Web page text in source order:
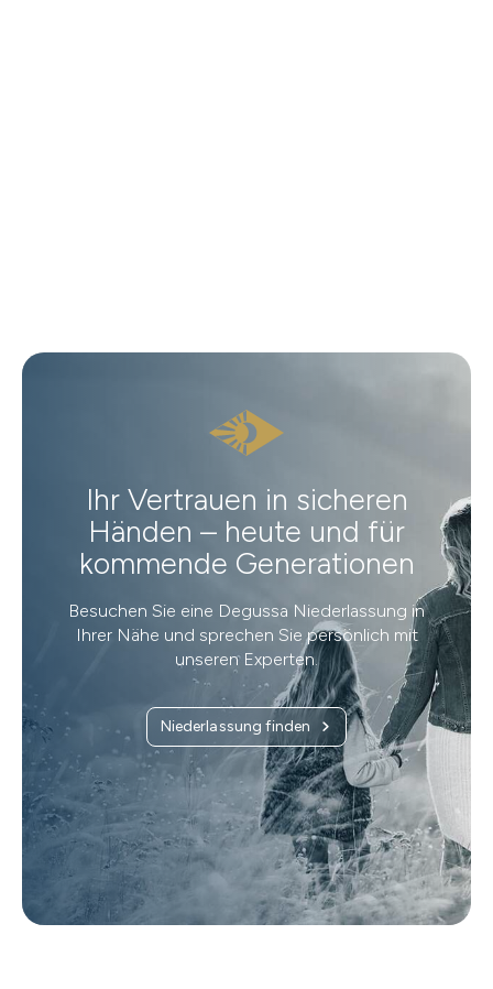
Ihr Vertrauen in sicheren
Händen – heute und für
kommende Generationen
Besuchen Sie eine Degussa Niederlassung in
Ihrer Nähe und sprechen Sie persönlich mit
unseren Experten.
Niederlassung finden